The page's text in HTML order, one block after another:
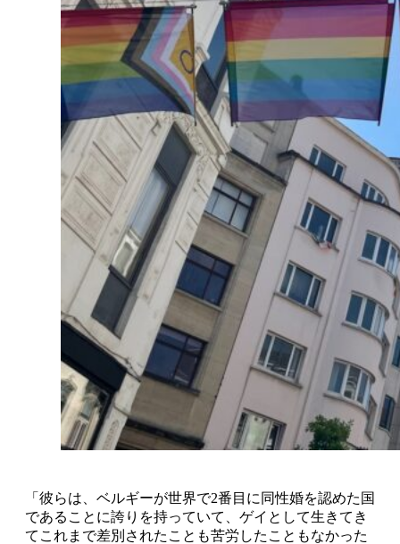
「彼らは、ベルギーが世界で2番目に同性婚を認めた国
であることに誇りを持っていて、ゲイとして生きてき
てこれまで差別されたことも苦労したこともなかった